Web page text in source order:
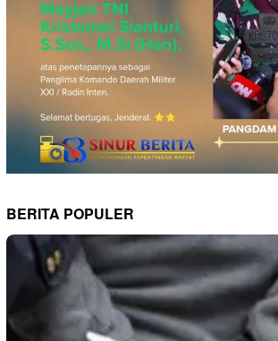
BERITA POPULER